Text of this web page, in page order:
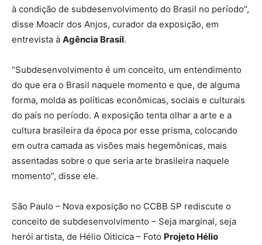
à condição de subdesenvolvimento do Brasil no período”,
disse Moacir dos Anjos, curador da exposição, em
entrevista à Agência Brasil.
“Subdesenvolvimento é um conceito, um entendimento
do que era o Brasil naquele momento e que, de alguma
forma, molda as políticas econômicas, sociais e culturais
do país no período. A exposição tenta olhar a arte e a
cultura brasileira da época por esse prisma, colocando
em outra camada as visões mais hegemônicas, mais
assentadas sobre o que seria arte brasileira naquele
momento”, disse ele.
São Paulo – Nova exposição no CCBB SP rediscute o
conceito de subdesenvolvimento – Seja marginal, seja
herói artista, de Hélio Oiticica – Foto Projeto Hélio